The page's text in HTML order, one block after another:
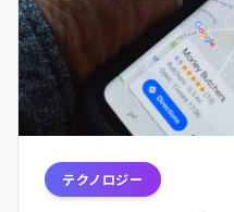
テクノロジー